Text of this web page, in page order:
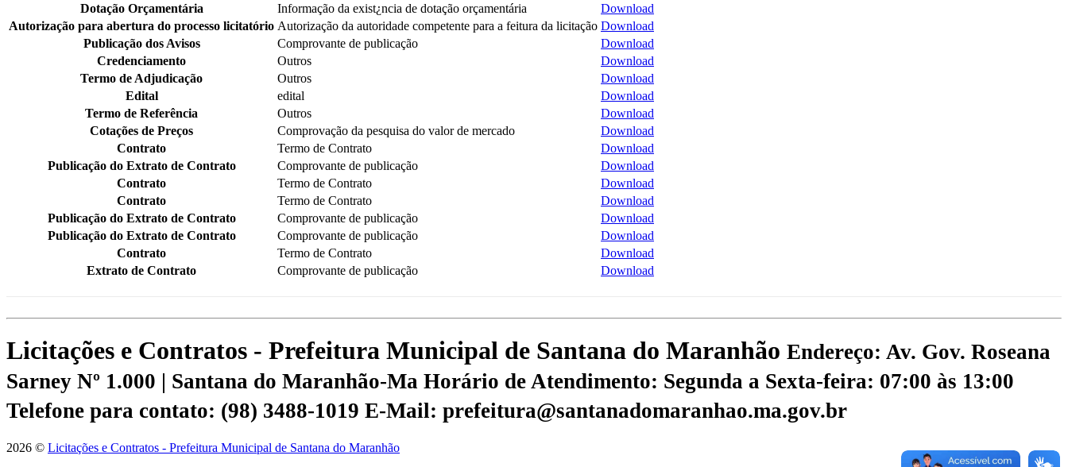
Dotação Orçamentária
Informação da exist¿ncia de dotação orçamentária
Download
Autorização para abertura do processo licitatório Autorização da autoridade competente para a feitura da licitação Download
Publicação dos Avisos
Comprovante de publicação
Download
Credenciamento
Outros
Download
Termo de Adjudicação
Outros
Download
Edital
edital
Download
Termo de Referência
Outros
Download
Cotações de Preços
Comprovação da pesquisa do valor de mercado
Download
Contrato
Termo de Contrato
Download
Publicação do Extrato de Contrato
Comprovante de publicação
Download
Contrato
Termo de Contrato
Download
Contrato
Termo de Contrato
Download
Publicação do Extrato de Contrato
Comprovante de publicação
Download
Publicação do Extrato de Contrato
Comprovante de publicação
Download
Contrato
Termo de Contrato
Download
Extrato de Contrato
Comprovante de publicação Download
Licitações e Contratos - Prefeitura Municipal de Santana do Maranhão Endereço: Av. Gov. Roseana
Sarney Nº 1.000 | Santana do Maranhão-Ma Horário de Atendimento: Segunda a Sexta-feira: 07:00 às 13:00
Telefone para contato: (98) 3488-1019 E-Mail: prefeitura@santanadomaranhao.ma.gov.br
2026 © Licitações e Contratos - Prefeitura Municipal de Santana do Maranhão